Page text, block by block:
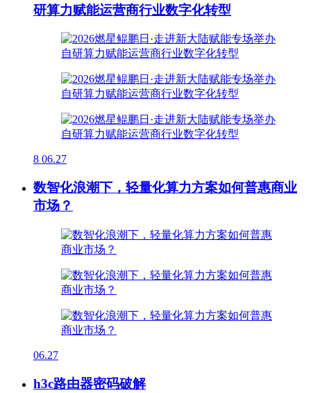
研算力赋能运营商行业数字化转型
8 06.27
数智化浪潮下，轻量化算力方案如何普惠商业
市场？
06.27
h3c路由器密码破解